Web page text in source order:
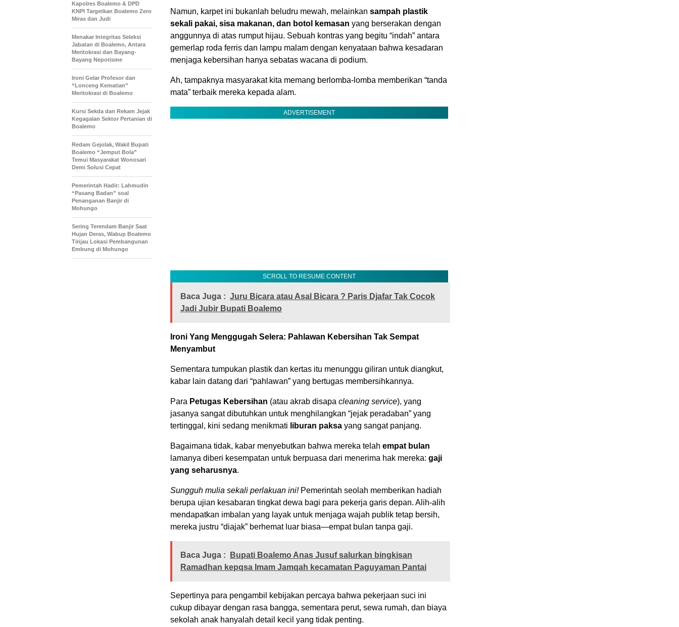
Namun, karpet ini bukanlah beludru mewah, melainkan sampah plastik
sekali pakai, sisa makanan, dan botol kemasan yang berserakan dengan
anggunnya di atas rumput hijau. Sebuah kontras yang begitu “indah” antara
gemerlap roda ferris dan lampu malam dengan kenyataan bahwa kesadaran
menjaga kebersihan hanya sebatas wacana di podium.
Ah, tampaknya masyarakat kita memang berlomba-lomba memberikan “tanda
mata” terbaik mereka kepada alam.
ADVERTISEMENT
SCROLL TO RESUME CONTENT
Baca Juga : Juru Bicara atau Asal Bicara ? Paris Djafar Tak Cocok
Jadi Jubir Bupati Boalemo
Ironi Yang Menggugah Selera: Pahlawan Kebersihan Tak Sempat
Menyambut
Sementara tumpukan plastik dan kertas itu menunggu giliran untuk diangkut,
kabar lain datang dari “pahlawan” yang bertugas membersihkannya.
Para Petugas Kebersihan (atau akrab disapa cleaning service), yang
jasanya sangat dibutuhkan untuk menghilangkan “jejak peradaban” yang
tertinggal, kini sedang menikmati liburan paksa yang sangat panjang.
Bagaimana tidak, kabar menyebutkan bahwa mereka telah empat bulan
lamanya diberi kesempatan untuk berpuasa dari menerima hak mereka: gaji
yang seharusnya.
Sungguh mulia sekali perlakuan ini!Pemerintah seolah memberikan hadiah
berupa ujian kesabaran tingkat dewa bagi para pekerja garis depan. Alih-alih
mendapatkan imbalan yang layak untuk menjaga wajah publik tetap bersih,
mereka justru “diajak” berhemat luar biasa—empat bulan tanpa gaji.
Baca Juga :
Bupati Boalemo Anas Jusuf salurkan bingkisan
Ramadhan kepqsa Imam Jamqah kecamatan Paguyaman Pantai
Sepertinya para pengambil kebijakan percaya bahwa pekerjaan suci ini
cukup dibayar dengan rasa bangga, sementara perut, sewa rumah, dan biaya
sekolah anak hanyalah detail kecil yang tidak penting.
Kapolres Boalemo & DPD
KNPI Targetkan Boalemo Zero
Miras dan Judi
Menakar Integritas Seleksi
Jabatan di Boalemo, Antara
Meritokrasi dan Bayang-
Bayang Nepotisme
Ironi Gelar Profesor dan
“Lonceng Kematian”
Meritokrasi di Boalemo
Kursi Sekda dan Rekam Jejak
Kegagalan Sektor Pertanian di
Boalemo
Redam Gejolak, Wakil Bupati
Boalemo “Jemput Bola”
Temui Masyarakat Wonosari
Demi Solusi Cepat
Pemerintah Hadir: Lahmudin
“Pasang Badan” soal
Penanganan Banjir di
Mohungo
Sering Terendam Banjir Saat
Hujan Deras, Wabup Boalemo
Tinjau Lokasi Pembangunan
Embung di Mohungo